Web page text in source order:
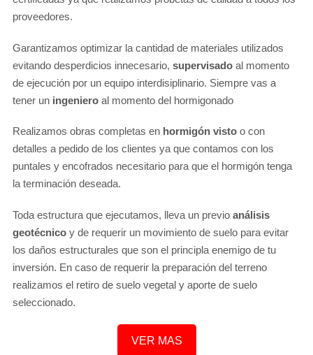
proveedores.
Garantizamos optimizar la cantidad de materiales utilizados
evitando desperdicios innecesario, supervisado al momento
de ejecución por un equipo interdisiplinario. Siempre vas a
tener un ingeniero al momento del hormigonado
Realizamos obras completas en hormigón visto o con
detalles a pedido de los clientes ya que contamos con los
puntales y encofrados necesitario para que el hormigón tenga
la terminación deseada.
Toda estructura que ejecutamos, lleva un previo análisis
geotécnico y de requerir un movimiento de suelo para evitar
los daños estructurales que son el principla enemigo de tu
inversión. En caso de requerir la preparación del terreno
realizamos el retiro de suelo vegetal y aporte de suelo
seleccionado.
VER MAS